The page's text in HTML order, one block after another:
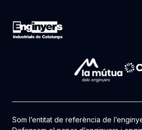
Som l’entitat de referència de